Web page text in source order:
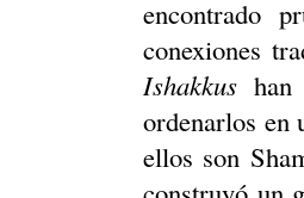
encontrado
conexiones
Ishakkushan
ordenarlos en
ellos son